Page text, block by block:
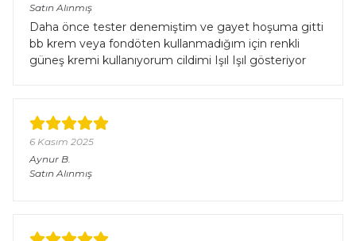
Satın Alınmış
Daha önce tester denemiştim ve gayet hoşuma gitti
bb krem veya fondöten kullanmadığım için renkli
güneş kremi kullanıyorum cildimi Işıl Işıl gösteriyor
6 Kasım 2025
Aynur B.
Satın Alınmış